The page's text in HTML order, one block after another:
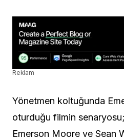
Reklam
Yönetmen koltuğunda
oturduğu filmin
Emerson Moore ve Sean